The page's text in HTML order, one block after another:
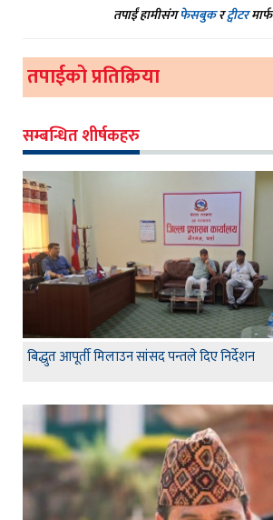
तपाईं हामीसंगफेसबुकरट्वीटर
तपाईको प्रतिक्रिया
सम्बन्धित शीर्षकहरु
बिद्धुत आपूर्ती मिलाउन सांसद पन्तले दिए निर्देशन